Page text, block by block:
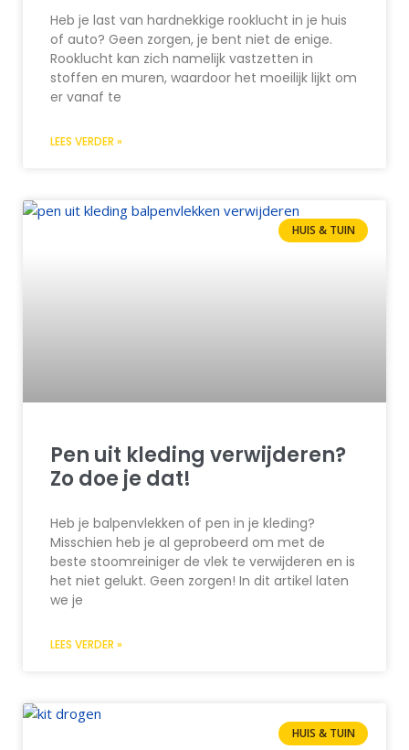
Heb je last van hardnekkige rooklucht in je huis
of auto? Geen zorgen, je bent niet de enige.
Rooklucht kan zich namelijk vastzetten in
stoffen en muren, waardoor het moeilijk lijkt om
er vanaf te
LEES VERDER »
HUIS & TUIN
Pen uit kleding verwijderen?
Zo doe je dat!
Heb je balpenvlekken of pen in je kleding?
Misschien heb je al geprobeerd om met de
beste stoomreiniger de vlek te verwijderen en is
het niet gelukt. Geen zorgen! In dit artikel laten
we je
LEES VERDER »
HUIS & TUIN